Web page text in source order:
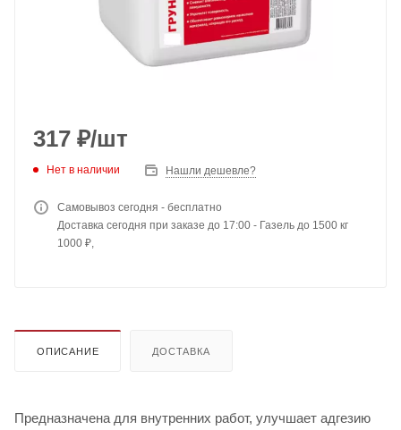
317 ₽/шт
Нет в наличии Нашли дешевле?
Самовывоз сегодня - бесплатно
Доставка сегодня при заказе до 17:00 - Газель до 1500 кг
1000 ₽,
ОПИСАНИЕ ДОСТАВКА
Предназначена для внутренних работ, улучшает адгезию